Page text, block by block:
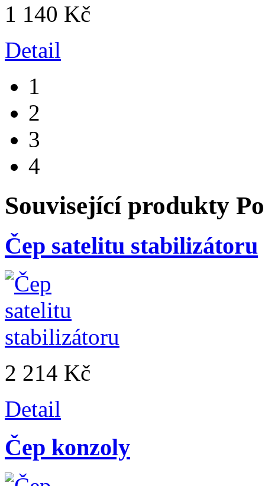
1 140 Kč
Detail
1
2
3
4
Související produkty
Čep satelitu stabilizátoru
2 214 Kč
Detail
Čep konzoly